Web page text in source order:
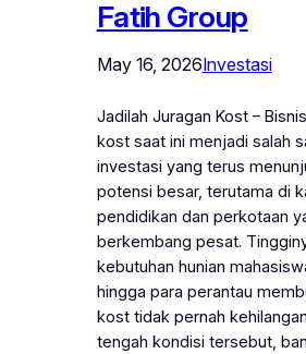
Fatih Group
May 16, 2026Investasi
Jadilah Juragan Kost –
kost saat ini menjadi salah
investasi yang terus
potensi besar, terutama di
pendidikan dan perkotaan
berkembang pesat.
kebutuhan hunian
hingga para perantau
kost tidak pernah
tengah kondisi tersebut,